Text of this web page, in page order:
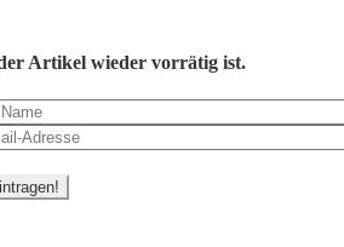
Artikel wieder vorrätig ist.